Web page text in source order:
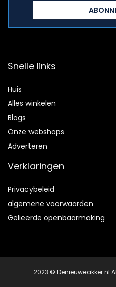
Snelle links
Huis
Alles winkelen
Blogs
Onze webshops
Adverteren
Verklaringen
Privacybeleid
algemene voorwaarden
Gelieerde openbaarmaking
2023 © Denieuweakker.nl